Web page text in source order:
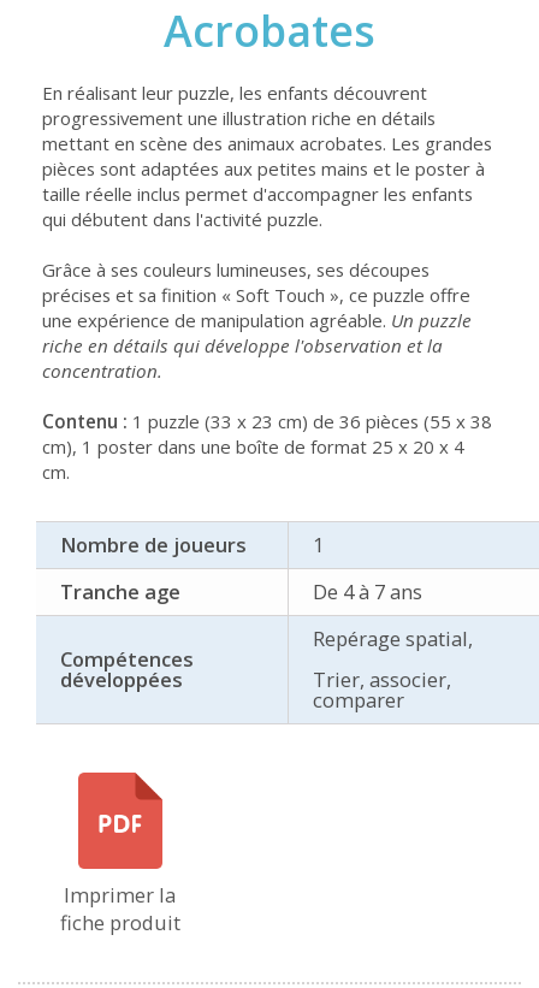
Acrobates
En réalisant leur puzzle, les enfants découvrent
progressivement une illustration riche en détails
mettant en scène des animaux acrobates. Les grandes
pièces sont adaptées aux petites mains et le poster à
taille réelle inclus permet d'accompagner les enfants
qui débutent dans l'activité puzzle.
Grâce à ses couleurs lumineuses, ses découpes
précises et sa finition « Soft Touch », ce puzzle offre
une expérience de manipulation agréable. Un puzzle
riche en détails qui développe l'observation et la
concentration.
Contenu : 1 puzzle (33 x 23 cm) de 36 pièces (55 x 38
cm), 1 poster dans une boîte de format 25 x 20 x 4
cm.
Nombre de joueurs
1
Tranche age
De 4 à 7 ans
Compétences
développées
Repérage spatial,
Trier, associer,
comparer
Imprimer la
fiche produit